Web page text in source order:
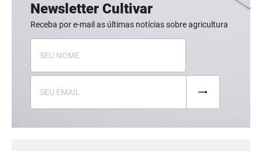
Newsletter Cultivar
Receba por e-mail as últimas notícias sobre agricultura